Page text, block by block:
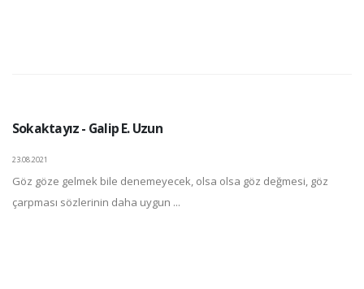
Sokaktayız - Galip E. Uzun
23.08.2021
Göz göze gelmek bile denemeyecek, olsa olsa göz değmesi, göz
çarpması sözlerinin daha uygun ...